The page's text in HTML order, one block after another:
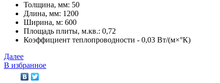
Толщина, мм: 50
Длина, мм: 1200
Ширина, м: 600
Площадь плиты, м.кв.: 0,72
Коэффициент теплопроводности - 0,03 Вт/(м×°К)
Далее
В избранное